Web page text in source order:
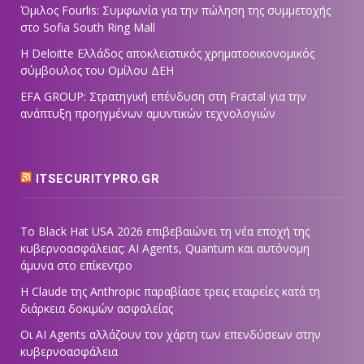
Όμιλος Fourlis: Συμφωνία για την πώληση της συμμετοχής
στο Sofia South Ring Mall
Η Deloitte Ελλάδος αποκλειστικός χρηματοοικονομικός
σύμβουλος του Ομίλου ΔΕΗ
EFA GROUP: Στρατηγική επένδυση στη Fractal για την
ανάπτυξη προηγμένων αμυντικών τεχνολογιών
ITSECURITYPRO.GR
Το Black Hat USA 2026 επιβεβαιώνει τη νέα εποχή της
κυβερνοασφάλειας: AI Agents, Quantum και αυτόνομη
άμυνα στο επίκεντρο
Η Claude της Anthropic παραβίασε τρεις εταιρείες κατά τη
διάρκεια δοκιμών ασφαλείας
Οι AI Agents αλλάζουν τον χάρτη των επενδύσεων στην
κυβερνοασφάλεια